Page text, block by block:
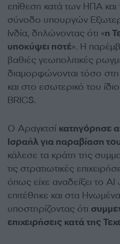
επίθεση κατά των ΗΠΑ και
σύνοδο υπουργών
Ινδία, δηλώνοντας ότι «η
υποκύψει ποτέ». Η
βαθιές γεωπολιτικές
διαμορφώνονται τόσο
και στο εσωτερικό του
BRICS.
Ο Αραγκτσί κατηγόρησε
Ισραήλ για παραβίαση
κάλεσε τα κράτη της
τις στρατιωτικές
όπως είχε αναδείξει το
επιτέθηκε και στα
υποστηρίζοντας ότι
επιχειρήσεις κατά της